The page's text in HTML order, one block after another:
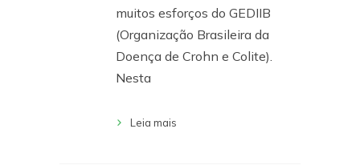
muitos esforços do GEDIIB
(Organização Brasileira da
Doença de Crohn e Colite).
Nesta
Leia mais